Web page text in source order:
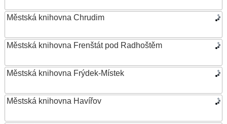
Městská knihovna Chrudim
Městská knihovna Frenštát pod Radhoštěm
Městská knihovna Frýdek-Místek
Městská knihovna Havířov